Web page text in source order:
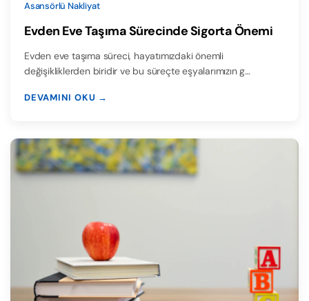
Asansörlü Nakliyat
Evden Eve Taşıma Sürecinde Sigorta Önemi
Evden eve taşıma süreci, hayatımızdaki önemli
değişikliklerden biridir ve bu süreçte eşyalarımızın g…
DEVAMINI OKU →